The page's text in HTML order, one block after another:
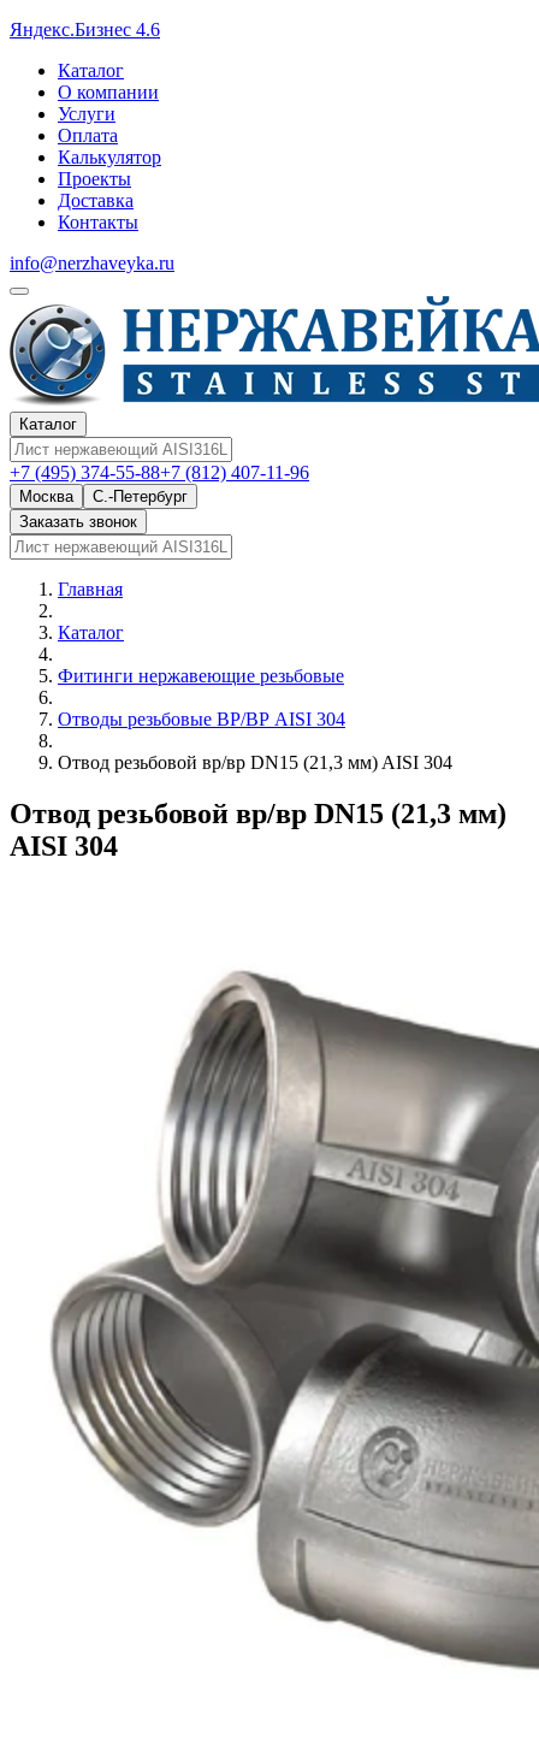
Яндекс.Бизнес 4.6
Каталог
О компании
Услуги
Оплата
Калькулятор
Проекты
Доставка
Контакты
info@nerzhaveyka.ru
Каталог
+7 (495) 374-55-88+7 (812) 407-11-96
Москва
С.-Петербург
Заказать звонок
Главная
Каталог
Фитинги нержавеющие резьбовые
Отводы резьбовые ВР/ВР AISI 304
Отвод резьбовой вр/вр DN15 (21,3 мм) AISI 304
Отвод резьбовой вр/вр DN15 (21,3 мм)
AISI 304